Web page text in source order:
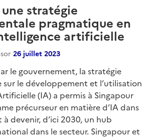
stratégie
pragmatique en
artificielle
26 juillet 2023
le gouvernement, la stratégie
le développement et l’utilisation
(IA) a permis à Singapour
précurseur en matière d’IA dans
devenir, d’ici 2030, un hub
dans le secteur. Singapour et